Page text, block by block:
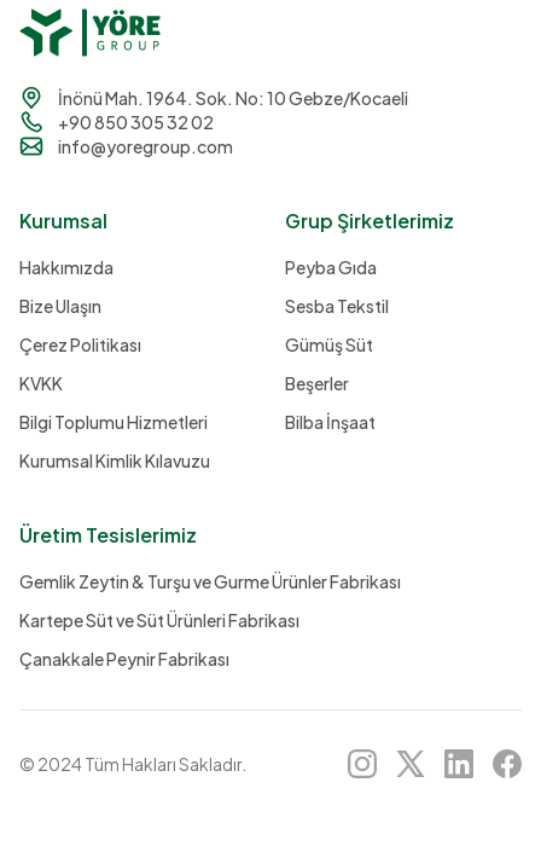
İnönü Mah. 1964. Sok. No: 10 Gebze/Kocaeli
+90 850 305 32 02
info@yoregroup.com
Kurumsal
Hakkımızda
Bize Ulaşın
Çerez Politikası
KVKK
Bilgi Toplumu Hizmetleri
Kurumsal Kimlik Kılavuzu
Üretim Tesislerimiz
Gemlik Zeytin & Turşu ve Gurme Ürünler Fabrikası
Kartepe Süt ve Süt Ürünleri Fabrikası
Çanakkale Peynir Fabrikası
Grup Şirketlerimiz
Peyba Gıda
Sesba Tekstil
Gümüş Süt
Beşerler
Bilba İnşaat
© 2024 Tüm Hakları Sakladır.